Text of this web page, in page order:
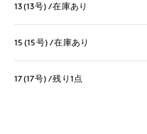
13(13号) 在庫あり
15(15号) 在庫あり
17(17号) 残り1点